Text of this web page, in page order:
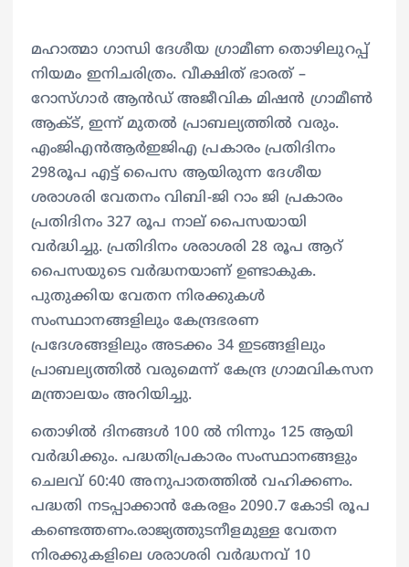
മഹാത്മാ ഗാന്ധി ദേശീയ ഗ്രാമീണ തൊഴിലുറപ്പ്
നിയമം ഇനിചരിത്രം. വീക്ഷിത് ഭാരത് –
റോസ്ഗാർ ആൻഡ് അജീവിക മിഷൻ ഗ്രാമീൺ
ആക്ട്, ഇന്ന് മുതൽ പ്രാബല്യത്തിൽ വരും.
എം‌ജി‌എൻ‌ആർ‌ഇ‌ജി‌എ പ്രകാരം പ്രതിദിനം
298രൂപ എട്ട് പൈസ ആയിരുന്ന ദേശീയ
ശരാശരി വേതനം വി‌ബി-ജി റാം ജി പ്രകാരം
പ്രതിദിനം 327 രൂപ നാല് പൈസയായി
വർദ്ധിച്ചു. പ്രതിദിനം ശരാശരി 28 രൂപ ആറ്
പൈസയുടെ വർദ്ധനയാണ് ഉണ്ടാകുക.
പുതുക്കിയ വേതന നിരക്കുകൾ
സംസ്ഥാനങ്ങളിലും കേന്ദ്രഭരണ
പ്രദേശങ്ങളിലും അടക്കം 34 ഇടങ്ങളിലും
പ്രാബല്യത്തിൽ വരുമെന്ന് കേന്ദ്ര ഗ്രാമവികസന
മന്ത്രാലയം അറിയിച്ചു.
തൊഴിൽ ദിനങ്ങൾ 100 ൽ നിന്നും 125 ആയി
വർദ്ധിക്കും. പദ്ധതിപ്രകാരം സംസ്ഥാനങ്ങളും
ചെലവ് 60:40 അനുപാതത്തിൽ വഹിക്കണം.
പദ്ധതി നടപ്പാക്കാൻ കേരളം 2090.7 കോടി രൂപ
കണ്ടെത്തണം.രാജ്യത്തുടനീളമുള്ള വേതന
നിരക്കുകളിലെ ശരാശരി വർദ്ധനവ് 10